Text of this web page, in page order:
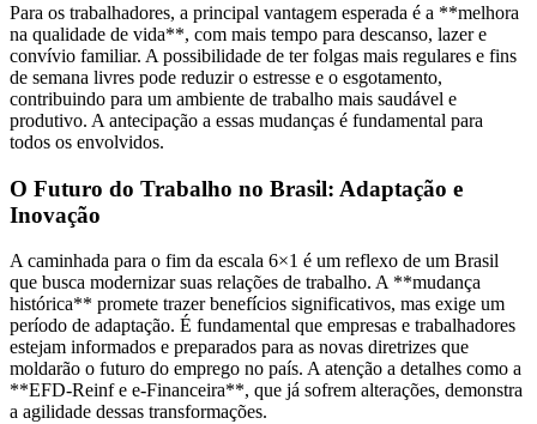
Para os trabalhadores, a principal vantagem esperada é a **melhora
na qualidade de vida**, com mais tempo para descanso, lazer e
convívio familiar. A possibilidade de ter folgas mais regulares e fins
de semana livres pode reduzir o estresse e o esgotamento,
contribuindo para um ambiente de trabalho mais saudável e
produtivo. A antecipação a essas mudanças é fundamental para
todos os envolvidos.
O Futuro do Trabalho no Brasil: Adaptação e
Inovação
A caminhada para o fim da escala 6×1 é um reflexo de um Brasil
que busca modernizar suas relações de trabalho. A **mudança
histórica** promete trazer benefícios significativos, mas exige um
período de adaptação. É fundamental que empresas e trabalhadores
estejam informados e preparados para as novas diretrizes que
moldarão o futuro do emprego no país. A atenção a detalhes como a
**EFD-Reinf e e-Financeira**, que já sofrem alterações, demonstra
a agilidade dessas transformações.